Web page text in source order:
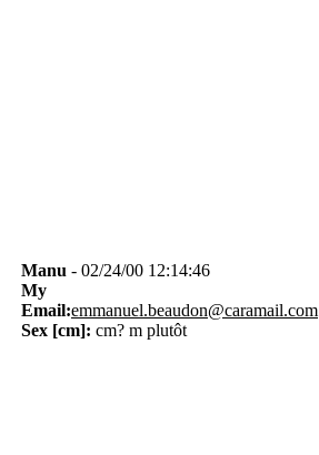
Manu - 02/24/00 12:14:46
My
Email:emmanuel.beaudon@caramail.com
Sex [cm]: cm? m plutôt